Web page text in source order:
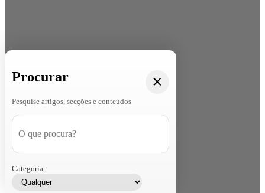
Procurar
Pesquise artigos, secções e conteúdos
Categoria: